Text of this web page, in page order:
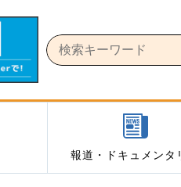
報道・ドキュメンタ